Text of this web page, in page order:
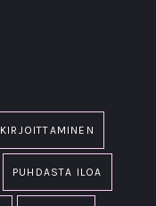
KIRJOITTAMINEN
PUHDASTA ILOA